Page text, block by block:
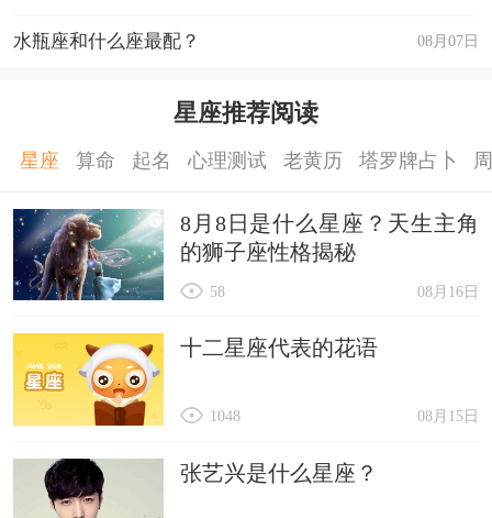
08月07日
水瓶座和什么座最配？
星座推荐阅读
星座 算命 起名 心理测试 老黄历 塔罗牌占卜
8月8日是什么星座？天生主角
的狮子座性格揭秘
08月16日
58
十二星座代表的花语
08月15日
1048
张艺兴是什么星座？